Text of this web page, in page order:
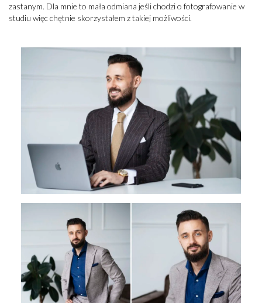
zastanym. Dla mnie to mała odmiana jeśli chodzi o fotografowanie w
studiu więc chętnie skorzystałem z takiej możliwości.